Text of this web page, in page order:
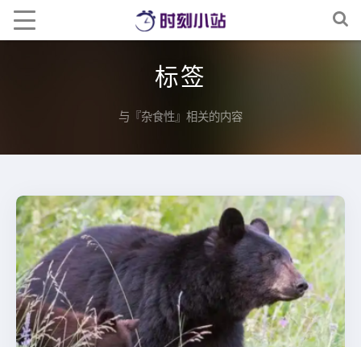
标签
与『杂食性』相关的内容